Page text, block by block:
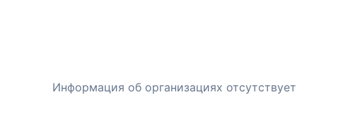
Информация об организациях отсутствует